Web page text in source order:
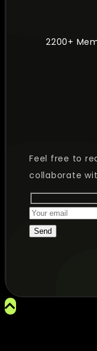
2200+
Feel free to
collaborate
Send